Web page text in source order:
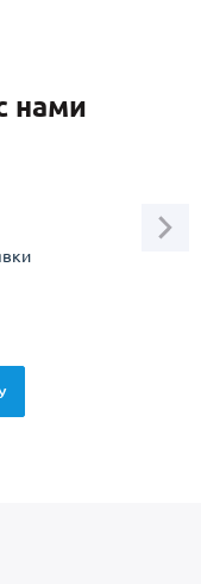
нами